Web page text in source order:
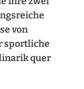
von
sportliche
quer